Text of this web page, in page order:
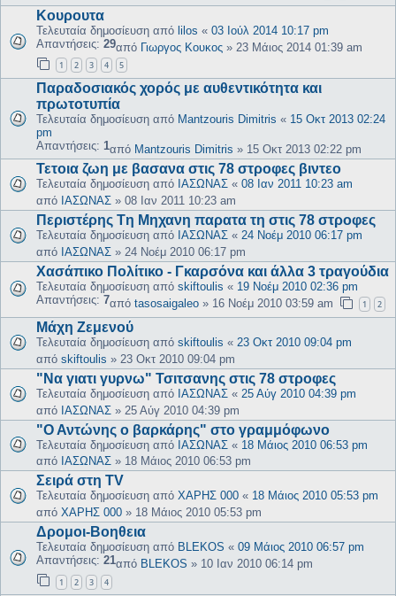
Κουρουτα
Τελευταία δημοσίευση από lilos « 03 Ιούλ 2014 10:17 pm
Απαντήσεις: 29από Γιωργος Κουκος » 23 Μάιος 2014 01:39 am
1 2 3 4 5
Παραδοσιακός χορός με αυθεντικότητα και
πρωτοτυπία
Τελευταία δημοσίευση από Mantzouris Dimitris « 15 Οκτ 2013 02:24
pm
Απαντήσεις: 1από Mantzouris Dimitris » 15 Οκτ 2013 02:22 pm
Τετοια ζωη με βασανα στις 78 στροφες βιντεο
Τελευταία δημοσίευση από ΙΑΣΩΝΑΣ « 08 Ιαν 2011 10:23 am
από ΙΑΣΩΝΑΣ » 08 Ιαν 2011 10:23 am
Περιστέρης Tη Μηχανη παρατα τη στις 78 στροφες
Τελευταία δημοσίευση από ΙΑΣΩΝΑΣ « 24 Νοέμ 2010 06:17 pm
από ΙΑΣΩΝΑΣ » 24 Νοέμ 2010 06:17 pm
Χασάπικο Πολίτικο - Γκαρσόνα και άλλα 3 τραγούδια
Τελευταία δημοσίευση από skiftoulis « 19 Νοέμ 2010 02:36 pm
Απαντήσεις: 7από tasosaigaleo » 16 Νοέμ 2010 03:59 am 1 2
Μάχη Ζεμενού
Τελευταία δημοσίευση από skiftoulis « 23 Οκτ 2010 09:04 pm
από skiftoulis » 23 Οκτ 2010 09:04 pm
"Να γιατι γυρνω" Τσιτσανης στις 78 στροφες
Τελευταία δημοσίευση από ΙΑΣΩΝΑΣ « 25 Αύγ 2010 04:39 pm
από ΙΑΣΩΝΑΣ » 25 Αύγ 2010 04:39 pm
"Ο Αντώνης ο βαρκάρης" στο γραμμόφωνο
Τελευταία δημοσίευση από ΙΑΣΩΝΑΣ « 18 Μάιος 2010 06:53 pm
από ΙΑΣΩΝΑΣ » 18 Μάιος 2010 06:53 pm
Σειρά στη TV
Τελευταία δημοσίευση από ΧΑΡΗΣ 000 « 18 Μάιος 2010 05:53 pm
από ΧΑΡΗΣ 000 » 18 Μάιος 2010 05:53 pm
Δρομοι-Βοηθεια
Τελευταία δημοσίευση από BLEKOS « 09 Μάιος 2010 06:57 pm
Απαντήσεις: 21από BLEKOS » 10 Ιαν 2010 06:14 pm
1 2 3 4